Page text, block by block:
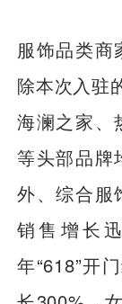
服饰品类商
除本次入驻
海澜之家、
等头部品牌
外、综合服
销售增长
年“618”开